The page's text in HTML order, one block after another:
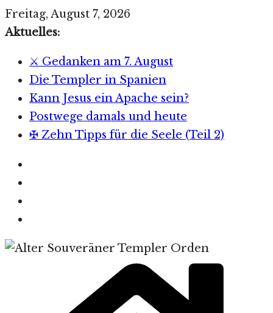
Zum
Inhalt
Freitag, August 7, 2026
Aktuelles:
⚔️ Gedanken am 7. August
Die Templer in Spanien
Kann Jesus ein Apache sein?
Postwege damals und heute
✠ Zehn Tipps für die Seele (Teil 2)